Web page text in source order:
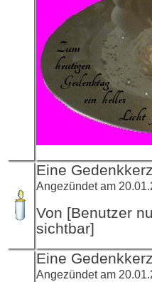
Eine
Angezündet am
Von [Benutzer
sichtbar]
Eine
Angezündet am